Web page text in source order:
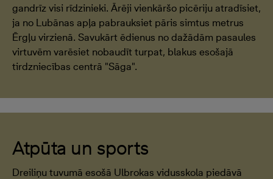
gandrīz visi rīdzinieki. Ārēji vienkāršo picēriju atradīsiet,
ja no Lubānas apļa pabrauksiet pāris simtus metrus
Ērgļu virzienā. Savukārt ēdienus no dažādām pasaules
virtuvēm varēsiet nobaudīt turpat, blakus esošajā
tirdzniecības centrā "Sāga".
Atpūta un sports
Dreiliņu tuvumā esošā Ulbrokas vidusskola piedāvā